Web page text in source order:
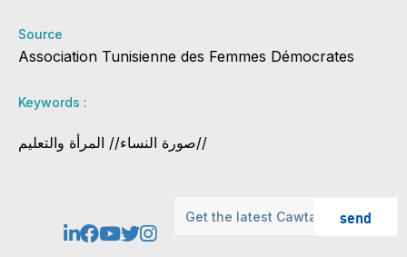
Source
Association Tunisienne des Femmes Démocrates
Keywords :
صورة النساء// المرأة والتعليم//
send